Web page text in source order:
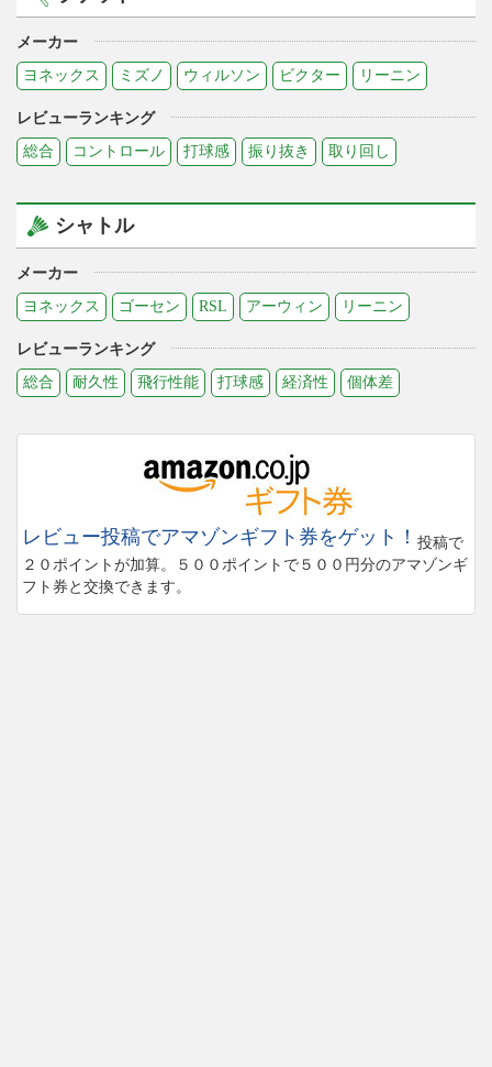
メーカー
ヨネックス
ミズノ ウィルソン ビクター リーニン
レビューランキング
総合
コントロール 打球感 振り抜き 取り回し
シャトル
メーカー
ヨネックス
ゴーセン RSL アーウィン リーニン
レビューランキング
総合
耐久性 飛行性能 打球感 経済性 個体差
レビュー投稿でアマゾンギフト券をゲット！ 投稿で
２０ポイントが加算。５００ポイントで５００円分のアマゾンギ
フト券と交換できます。